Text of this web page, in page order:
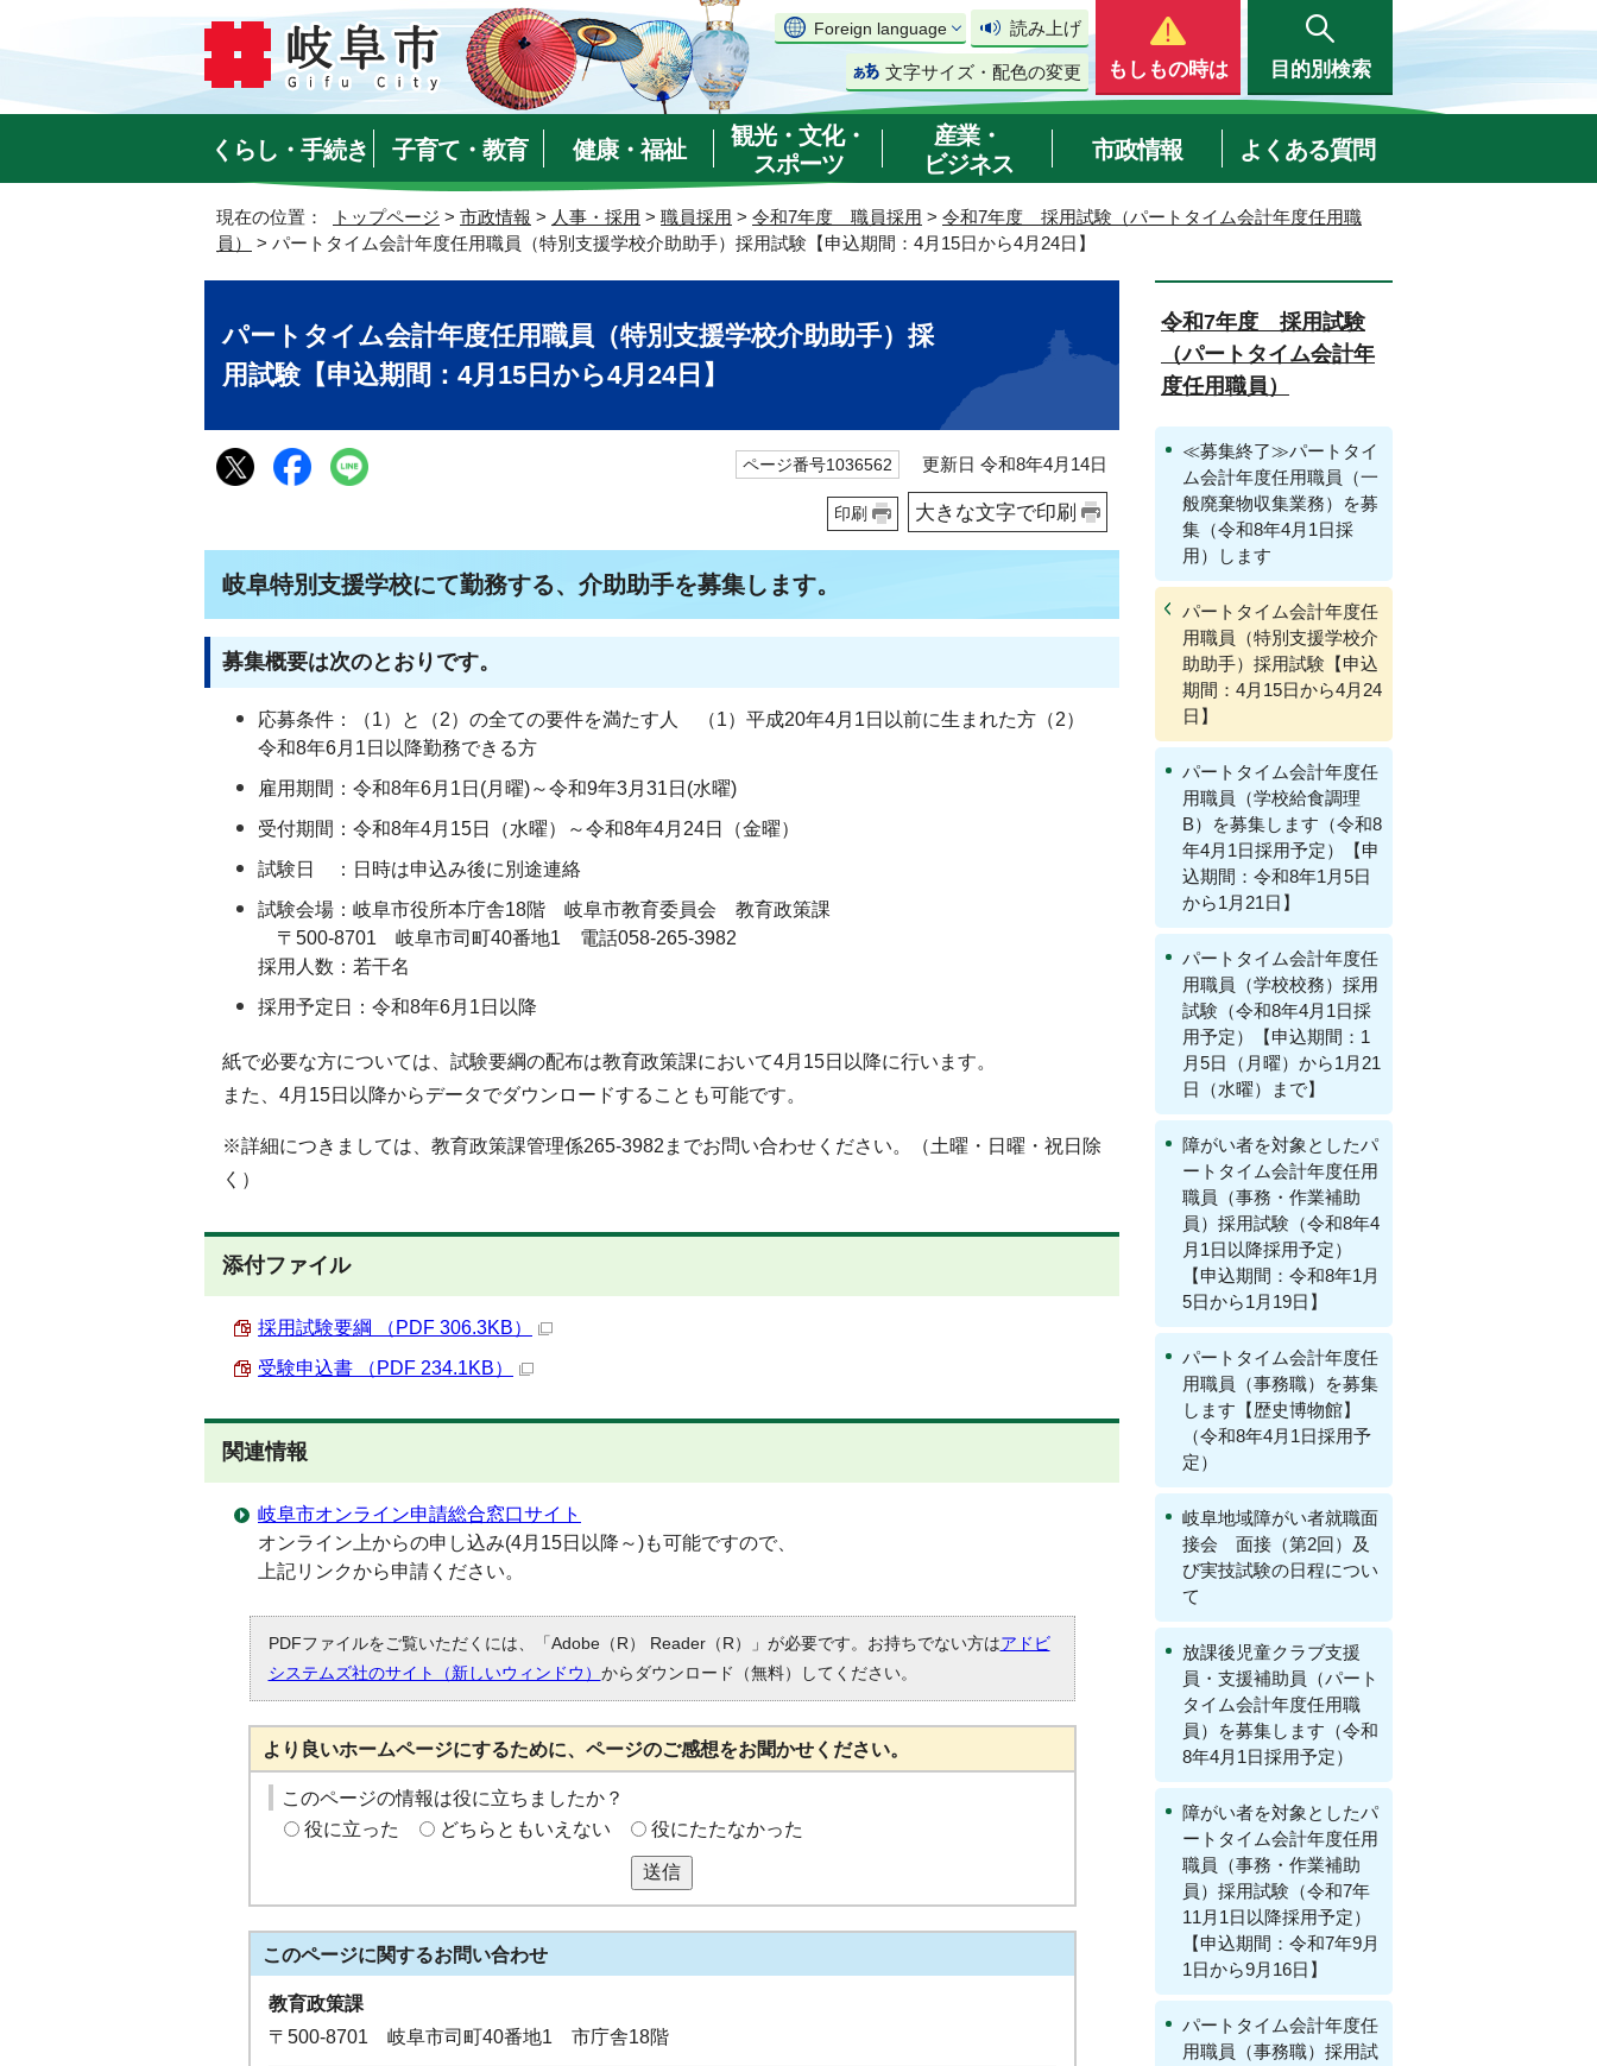
Foreign language 読み上げ
文字サイズ・配色の変更 もしもの時は 目的別検索
くらし・手続き 子育て・教育 健康・福祉
観光・文化・
スポーツ
産業・
ビジネス
市政情報 よくある質問
現在の位置： トップページ > 市政情報 > 人事・採用 > 職員採用 > 令和7年度 職員採用 > 令和7年度 採用試験（パートタイム会計年度任用職
員）
> パートタイム会計年度任用職員（特別支援学校介助助手）採用試験【申込期間：4月15日から4月24日】
パートタイム会計年度任用職員（特別支援学校介助助手）採
用試験【申込期間：4月15日から4月24日】
ページ番号1036562 更新日 令和8年4月14日
印刷 大きな文字で印刷
岐阜特別支援学校にて勤務する、介助助手を募集します。
募集概要は次のとおりです。
応募条件：（1）と（2）の全ての要件を満たす人 （1）平成20年4月1日以前に生まれた方（2）
令和8年6月1日以降勤務できる方
雇用期間：令和8年6月1日(月曜)～令和9年3月31日(水曜)
受付期間：令和8年4月15日（水曜）～令和8年4月24日（金曜）
試験日 ：日時は申込み後に別途連絡
試験会場：岐阜市役所本庁舎18階 岐阜市教育委員会 教育政策課
〒500-8701 岐阜市司町40番地1 電話058-265-3982
採用人数：若干名
採用予定日：令和8年6月1日以降
紙で必要な方については、試験要綱の配布は教育政策課において4月15日以降に行います。
また、4月15日以降からデータでダウンロードすることも可能です。
※詳細につきましては、教育政策課管理係265-3982までお問い合わせください。（土曜・日曜・祝日除
く）
添付ファイル
採用試験要綱 （PDF 306.3KB）
受験申込書 （PDF 234.1KB）
関連情報
岐阜市オンライン申請総合窓口サイト
オンライン上からの申し込み(4月15日以降～)も可能ですので、
上記リンクから申請ください。
PDFファイルをご覧いただくには、「Adobe（R） Reader（R）」が必要です。お持ちでない方はアドビ
システムズ社のサイト（新しいウィンドウ） からダウンロード（無料）してください。
より良いホームページにするために、ページのご感想をお聞かせください。
このページの情報は役に立ちましたか？
役に立った
どちらともいえない 役にたたなかった
送信
このページに関するお問い合わせ
教育政策課
〒500-8701 岐阜市司町40番地1 市庁舎18階
令和7年度 採用試験
（パートタイム会計年
度任用職員）
≪募集終了≫パートタイ
ム会計年度任用職員（一
般廃棄物収集業務）を募
集（令和8年4月1日採
用）します
パートタイム会計年度任
用職員（特別支援学校介
助助手）採用試験【申込
期間：4月15日から4月24
日】
パートタイム会計年度任
用職員（学校給食調理
B）を募集します（令和8
年4月1日採用予定）【申
込期間：令和8年1月5日
から1月21日】
パートタイム会計年度任
用職員（学校校務）採用
試験（令和8年4月1日採
用予定）【申込期間：1
月5日（月曜）から1月21
日（水曜）まで】
障がい者を対象としたパ
ートタイム会計年度任用
職員（事務・作業補助
員）採用試験（令和8年4
月1日以降採用予定）
【申込期間：令和8年1月
5日から1月19日】
パートタイム会計年度任
用職員（事務職）を募集
します【歴史博物館】
（令和8年4月1日採用予
定）
岐阜地域障がい者就職面
接会 面接（第2回）及
び実技試験の日程につい
て
放課後児童クラブ支援
員・支援補助員（パート
タイム会計年度任用職
員）を募集します（令和
8年4月1日採用予定）
障がい者を対象としたパ
ートタイム会計年度任用
職員（事務・作業補助
員）採用試験（令和7年
11月1日以降採用予定）
【申込期間：令和7年9月
1日から9月16日】
パートタイム会計年度任
用職員（事務職）採用試